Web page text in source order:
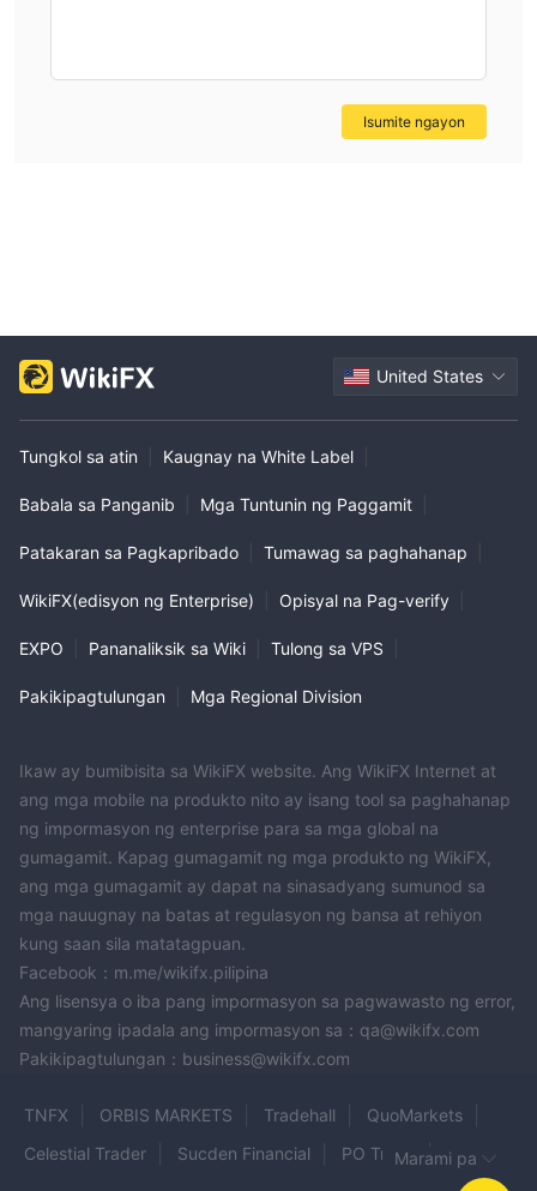
Isumite ngayon
United States
Tungkol sa atin Kaugnay na White Label
Babala sa Panganib Mga Tuntunin ng Paggamit
Patakaran sa Pagkapribado Tumawag sa paghahanap
WikiFX(edisyon ng Enterprise) Opisyal na Pag-verify
EXPO Pananaliksik sa Wiki Tulong sa VPS
Pakikipagtulungan Mga Regional Division
Ikaw ay bumibisita sa WikiFX website. Ang WikiFX Internet at
ang mga mobile na produkto nito ay isang tool sa paghahanap
ng impormasyon ng enterprise para sa mga global na
gumagamit. Kapag gumagamit ng mga produkto ng WikiFX,
ang mga gumagamit ay dapat na sinasadyang sumunod sa
mga nauugnay na batas at regulasyon ng bansa at rehiyon
kung saan sila matatagpuan.
Facebook：m.me/wikifx.pilipina
Ang lisensya o iba pang impormasyon sa pagwawasto ng error,
mangyaring ipadala ang impormasyon sa：qa@wikifx.com
Pakikipagtulungan：business@wikifx.com
TNFX ORBIS MARKETS Tradehall
QuoMarkets
Celestial Trader
Sucden Financial
PO TradeMarami pa